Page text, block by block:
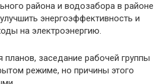
района и водозабора в районе
энергоэффективность и
на электроэнергию.
планов, заседание рабочей группы
режиме, но причины этого